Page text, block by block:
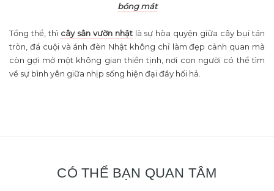
bóng mát
Tổng thể, thì cây sân vườn nhậtlà sự hòa quyện giữa cây bụi tán
tròn, đá cuội và ánh đèn Nhật không chỉ làm đẹp cảnh quan mà
còn gợi mở một không gian thiền tịnh, nơi con người có thể tìm
về sự bình yên giữa nhịp sống hiện đại đầy hối hả.
CÓ THỂ BẠN QUAN TÂM